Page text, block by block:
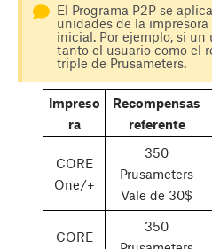
El Programa P2P se
unidades de la
inicial. Por ejemplo, si un
tanto el usuario como el
triple de Prusameters.
Impreso
ra
Recompensas
referente
CORE
One/+
350
Prusameters
Vale de 30$
CORE
350